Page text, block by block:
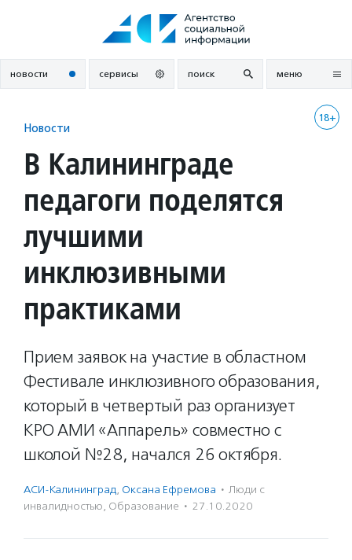
новости сервисы поиск меню
18+
Новости
В Калининграде
педагоги поделятся
лучшими
инклюзивными
практиками
Прием заявок на участие в областном
Фестивале инклюзивного образования,
который в четвертый раз организует
КРО АМИ «Аппарель» совместно с
школой №28, начался 26 октября.
АСИ-Калининград, Оксана Ефремова · Люди с
инвалидностью, Образование · 27.10.2020